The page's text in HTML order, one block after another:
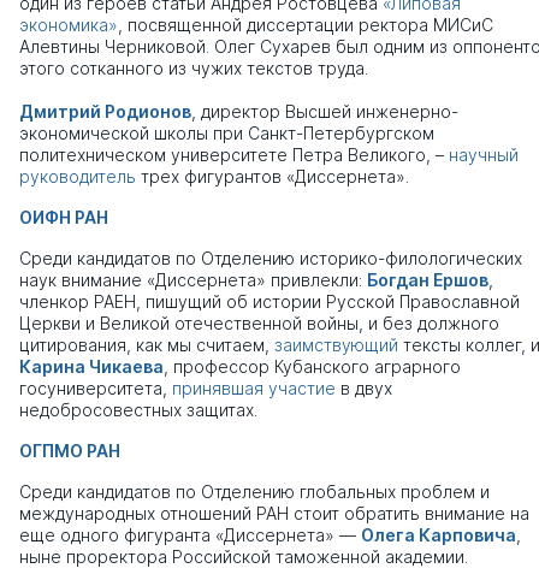
экономика» , посвященной диссертации ректора МИСиС
Алевтины Черниковой. Олег Сухарев был одним из
этого сотканного из чужих текстов труда.
Дмитрий Родионов , директор Высшей инженерно-
экономической школы при Санкт-Петербургском
политехническом университете Петра Великого, – научный
руководитель трех фигурантов «Диссернета».
ОИФН РАН
Среди кандидатов по Отделению историко-филологических
наук внимание «Диссернета» привлекли: Богдан Ершов
членкор РАЕН, пишущий об истории Русской Православной
Церкви и Великой отечественной войны, и без должного
цитирования, как мы считаем, заимствующий тексты коллег, и
Карина Чикаева , профессор Кубанского аграрного
госуниверситета, принявшая участие в двух
недобросовестных защитах.
ОГПМО РАН
Среди кандидатов по Отделению глобальных проблем и
международных отношений РАН стоит обратить внимание на
еще одного фигуранта «Диссернета» — Олега Карповича
ныне проректора Российской таможенной академии.